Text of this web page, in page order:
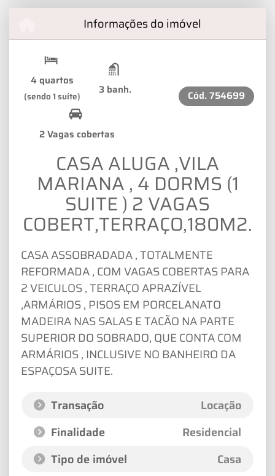
Informações do imóvel
4 quartos
(sendo 1 suíte) 3 banh.
2 Vagas cobertas
Cód. 754699
CASA ALUGA ,VILA
MARIANA , 4 DORMS (1
SUITE ) 2 VAGAS
COBERT,TERRAÇO,180M2.
CASA ASSOBRADADA , TOTALMENTE
REFORMADA , COM VAGAS COBERTAS PARA
2 VEICULOS , TERRAÇO APRAZÍVEL
,ARMÁRIOS , PISOS EM PORCELANATO
MADEIRA NAS SALAS E TACÃO NA PARTE
SUPERIOR DO SOBRADO, QUE CONTA COM
ARMÁRIOS , INCLUSIVE NO BANHEIRO DA
ESPAÇOSA SUITE.
Transação
Locação
Finalidade
Residencial
Tipo de imóvel
Casa